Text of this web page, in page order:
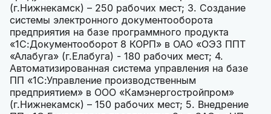
(г.Нижнекамск) – 250 рабочих мест; 3. Создание
системы электронного документооборота
предприятия на базе программного продукта
«1С:Документооборот 8 КОРП» в ОАО «ОЭЗ ППТ
«Алабуга» (г.Елабуга) - 180 рабочих мест; 4.
Автоматизированная система управления на базе
ПП «1С:Управление производственным
предприятием» в ООО «Камэнергостройпром»
(г.Нижнекамск) – 150 рабочих мест; 5. Внедрение